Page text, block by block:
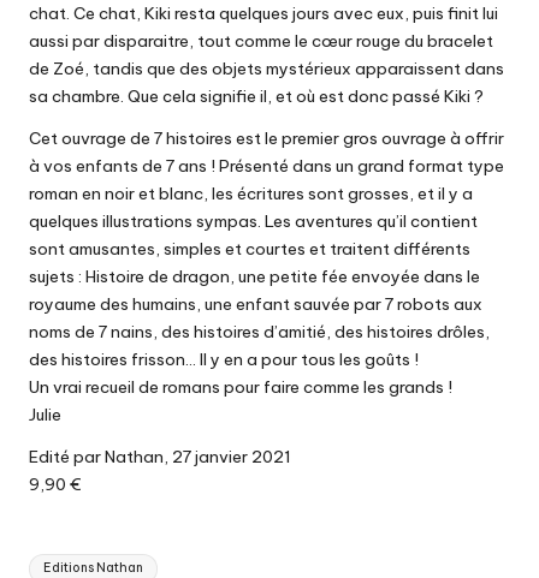
chat. Ce chat, Kiki resta quelques jours avec eux, puis finit lui
aussi par disparaitre, tout comme le cœur rouge du bracelet
de Zoé, tandis que des objets mystérieux apparaissent dans
sa chambre. Que cela signifie il, et où est donc passé Kiki ?
Cet ouvrage de 7 histoires est le premier gros ouvrage à offrir
à vos enfants de 7 ans ! Présenté dans un grand format type
roman en noir et blanc, les écritures sont grosses, et il y a
quelques illustrations sympas. Les aventures qu’il contient
sont amusantes, simples et courtes et traitent différents
sujets : Histoire de dragon, une petite fée envoyée dans le
royaume des humains, une enfant sauvée par 7 robots aux
noms de 7 nains, des histoires d’amitié, des histoires drôles,
des histoires frisson… Il y en a pour tous les goûts !
Un vrai recueil de romans pour faire comme les grands !
Julie
Edité par Nathan, 27 janvier 2021
9,90 €
Tags:
Editions Nathan